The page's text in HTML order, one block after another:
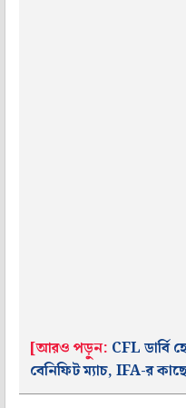
[আরও পড়ুন: CFL ডার্বি
বেনিফিট ম্যাচ, IFA-র